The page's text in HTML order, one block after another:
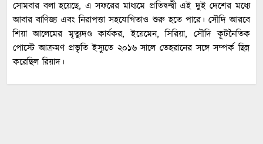
সোমবার বলা হয়েছে, এ সফরের মাধ্যমে প্রতিদ্বন্দ্বী এই দুই দেশের মধ্যে
আবার বাণিজ্য এবং নিরাপত্তা সহযোগিতাও শুরু হতে পারে। সৌদি আরবে
শিয়া আলেমের মৃত্যুদণ্ড কার্যকর, ইয়েমেন, সিরিয়া, সৌদি কূটনৈতিক
পোস্টে আক্রমণ প্রভৃতি ইস্যুতে ২০১৬ সালে তেহরানের সঙ্গে সম্পর্ক ছিন্ন
করেছিল রিয়াদ।